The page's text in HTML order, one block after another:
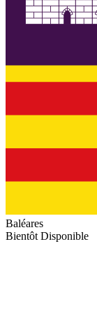
Baléares
Bientôt Disponible